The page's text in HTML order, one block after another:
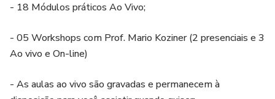
- 18 Módulos práticos Ao Vivo;
- 05 Workshops com Prof. Mario Koziner (2 presenciais e 3
Ao vivo e On-line)
- As aulas ao vivo são gravadas e permanecem à